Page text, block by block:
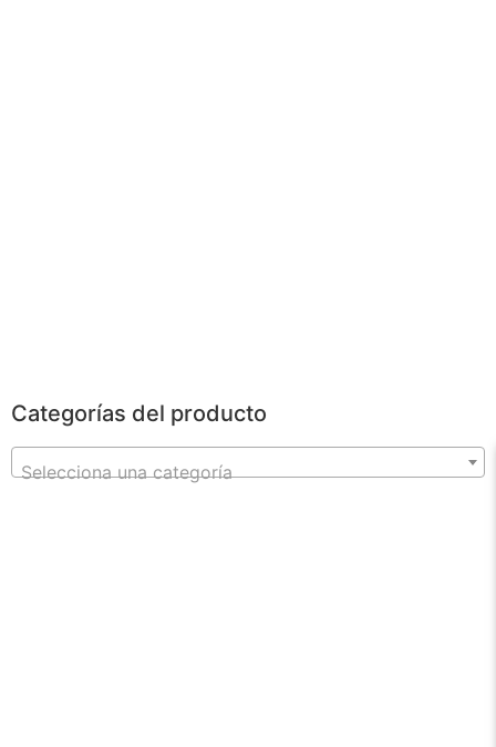
Categorías del producto
Selecciona una categoría